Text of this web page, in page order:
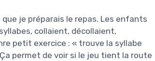
je préparais le repas. Les enfants
collaient, décollaient,
petit exercice : « trouve la syllabe
permet de voir si le jeu tient la route